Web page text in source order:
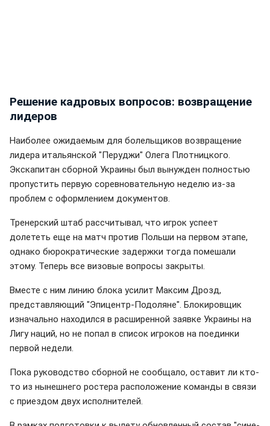
Решение кадровых вопросов: возвращение
лидеров
Наиболее ожидаемым для болельщиков возвращение
лидера итальянской "Перуджи" Олега Плотницкого.
Экскапитан сборной Украины был вынужден полностью
пропустить первую соревновательную неделю из-за
проблем с оформлением документов.
Тренерский штаб рассчитывал, что игрок успеет
долететь еще на матч против Польши на первом этапе,
однако бюрократические задержки тогда помешали
этому. Теперь все визовые вопросы закрыты.
Вместе с ним линию блока усилит Максим Дрозд,
представляющий "Эпицентр-Подоляне". Блокировщик
изначально находился в расширенной заявке Украины на
Лигу наций, но не попал в список игроков на поединки
первой недели.
Пока руководство сборной не сообщало, оставит ли кто-
то из нынешнего ростера расположение команды в связи
с приездом двух исполнителей.